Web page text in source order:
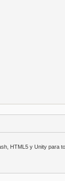
HTML5 y Unity para